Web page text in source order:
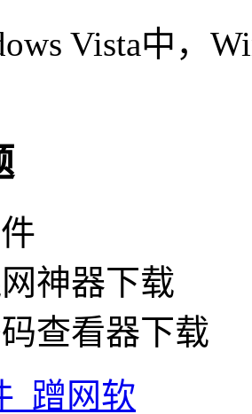
Vista中，
神器下载
查看器下载